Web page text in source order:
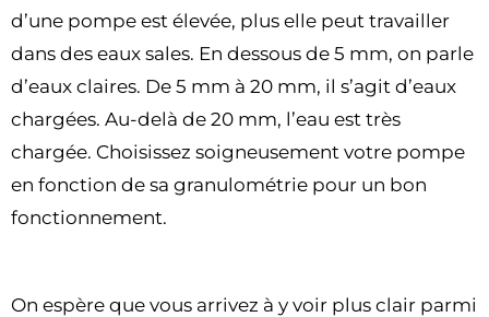
d’une pompe est élevée, plus elle peut travailler
dans des eaux sales. En dessous de 5 mm, on parle
d’eaux claires. De 5 mm à 20 mm, il s’agit d’eaux
chargées. Au-delà de 20 mm, l’eau est très
chargée. Choisissez soigneusement votre pompe
en fonction de sa granulométrie pour un bon
fonctionnement.
On espère que vous arrivez à y voir plus clair parmi